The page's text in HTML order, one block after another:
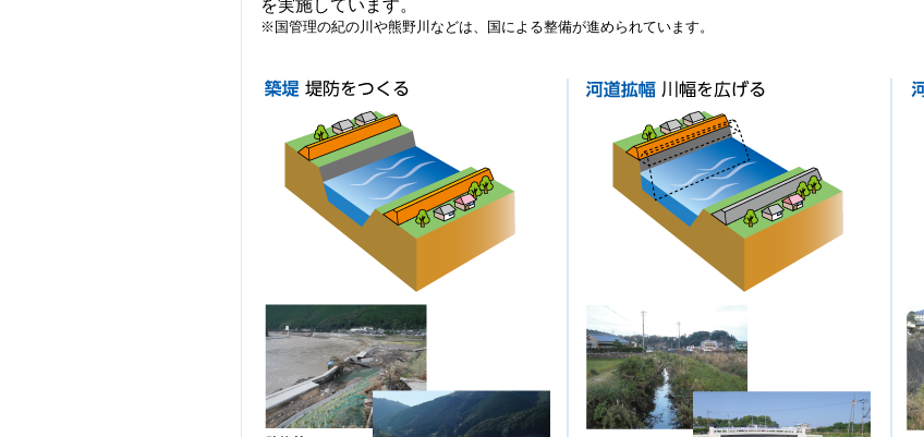
を実施しています。
※国管理の紀の川や熊野川などは、国による整備が進められています。